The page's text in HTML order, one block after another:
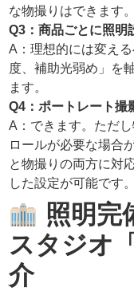
な物撮りはできます。
Q3：商品ごとに照明
A：理想的には変え
度、補助光弱め」を
ます。
Q4：ポートレート撮
A：できます。ただ
ロールが必要な場合
と物撮りの両方に対
した設定が可能です。
照明完
スタジオ
介